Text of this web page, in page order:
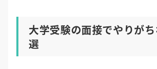
大学受験の面接でやりが
選